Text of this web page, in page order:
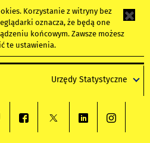
. Korzystanie z witryny bez
oznacza, że będą one
końcowym. Zawsze możesz
te ustawienia.
Urzędy Statystyczne